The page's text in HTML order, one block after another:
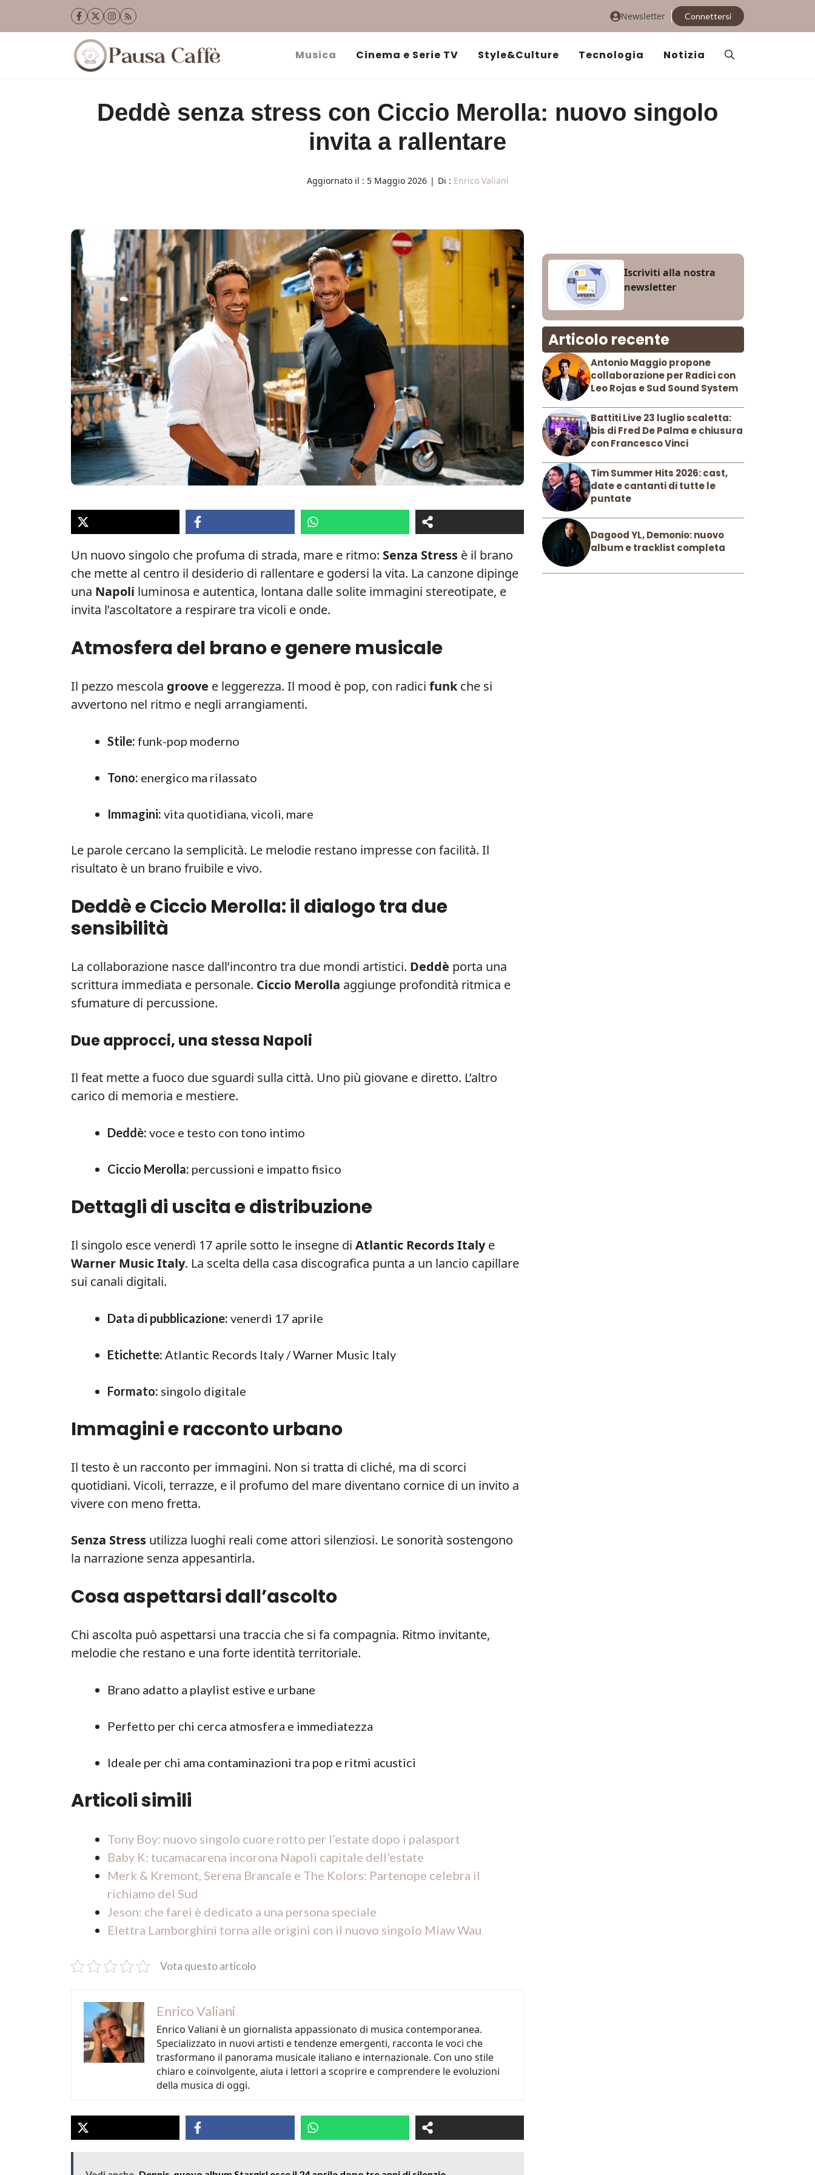
Newsletter Connettersi
Musica Cinema e Serie TV Style&Culture Tecnologia Notizia
Deddè senza stress con Ciccio Merolla: nuovo singolo
invita a rallentare
Aggiornato il : 5 Maggio 2026 | Di : Enrico Valiani
Un nuovo singolo che profuma di strada, mare e ritmo: Senza Stress è il brano
che mette al centro il desiderio di rallentare e godersi la vita. La canzone dipinge
una Napoli luminosa e autentica, lontana dalle solite immagini stereotipate, e
invita l’ascoltatore a respirare tra vicoli e onde.
Atmosfera del brano e genere musicale
Il pezzo mescola groove e leggerezza. Il mood è pop, con radici funkche si
avvertono nel ritmo e negli arrangiamenti.
Stile: funk-pop moderno
Tono: energico ma rilassato
Immagini: vita quotidiana, vicoli, mare
Le parole cercano la semplicità. Le melodie restano impresse con facilità. Il
risultato è un brano fruibile e vivo.
Deddè e Ciccio Merolla: il dialogo tra due
sensibilità
La collaborazione nasce dall’incontro tra due mondi artistici. Deddè porta una
scrittura immediata e personale. Ciccio Merolla aggiunge profondità ritmica e
sfumature di percussione.
Due approcci, una stessa Napoli
Il feat mette a fuoco due sguardi sulla città. Uno più giovane e diretto. L’altro
carico di memoria e mestiere.
Deddè: voce e testo con tono intimo
Ciccio Merolla: percussioni e impatto fisico
Dettagli di uscita e distribuzione
Il singolo esce venerdì 17 aprile sotto le insegne di Atlantic Records Italye
Warner Music Italy. La scelta della casa discografica punta a un lancio capillare
sui canali digitali.
Data di pubblicazione: venerdì 17 aprile
Etichette: Atlantic Records Italy / Warner Music Italy
Formato: singolo digitale
Immagini e racconto urbano
Il testo è un racconto per immagini. Non si tratta di cliché, ma di scorci
quotidiani. Vicoli, terrazze, e il profumo del mare diventano cornice di un invito a
vivere con meno fretta.
Senza Stress utilizza luoghi reali come attori silenziosi. Le sonorità sostengono
la narrazione senza appesantirla.
Cosa aspettarsi dall’ascolto
Chi ascolta può aspettarsi una traccia che si fa compagnia. Ritmo invitante,
melodie che restano e una forte identità territoriale.
Brano adatto a playlist estive e urbane
Perfetto per chi cerca atmosfera e immediatezza
Ideale per chi ama contaminazioni tra pop e ritmi acustici
Articoli simili
Tony Boy: nuovo singolo cuore rotto per l’estate dopo i palasport
Baby K: tucamacarena incorona Napoli capitale dell’estate
Merk & Kremont, Serena Brancale e The Kolors: Partenope celebra il
richiamo del Sud
Jeson: che farei è dedicato a una persona speciale
Elettra Lamborghini torna alle origini con il nuovo singolo Miaw Wau
Vota questo articolo
Enrico Valiani
Enrico Valiani è un giornalista appassionato di musica contemporanea.
Specializzato in nuovi artisti e tendenze emergenti, racconta le voci che
trasformano il panorama musicale italiano e internazionale. Con uno stile
chiaro e coinvolgente, aiuta i lettori a scoprire e comprendere le evoluzioni
della musica di oggi.
Iscriviti alla nostra
newsletter
Articolo recente
Antonio Maggio propone
collaborazione per Radici con
Leo Rojas e Sud Sound System
Battiti Live 23 luglio scaletta:
bis di Fred De Palma e chiusura
con Francesco Vinci
Tim Summer Hits 2026: cast,
date e cantanti di tutte le
puntate
Dagood YL, Demonio: nuovo
album e tracklist completa